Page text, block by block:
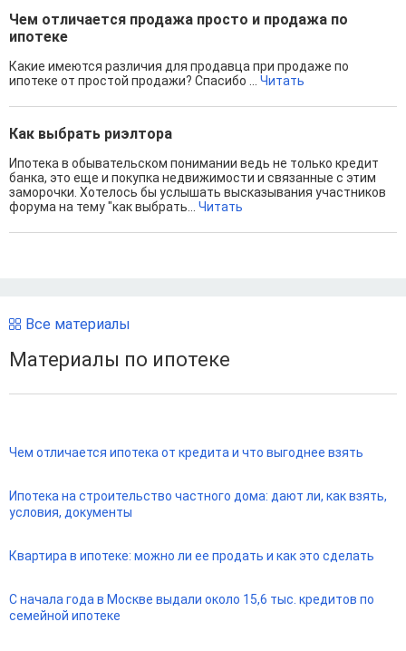
Чем отличается продажа просто и продажа по
ипотеке
Какие имеются различия для продавца при продаже по
ипотеке от простой продажи? Спасибо ... Читать
Как выбрать риэлтора
Ипотека в обывательском понимании ведь не только кредит
банка, это еще и покупка недвижимости и связанные с этим
заморочки. Хотелось бы услышать высказывания участников
форума на тему "как выбрать... Читать
Все материалы
Материалы по ипотеке
Чем отличается ипотека от кредита и что выгоднее взять
Ипотека на строительство частного дома: дают ли, как взять,
условия, документы
Квартира в ипотеке: можно ли ее продать и как это сделать
С начала года в Москве выдали около 15,6 тыс. кредитов по
семейной ипотеке